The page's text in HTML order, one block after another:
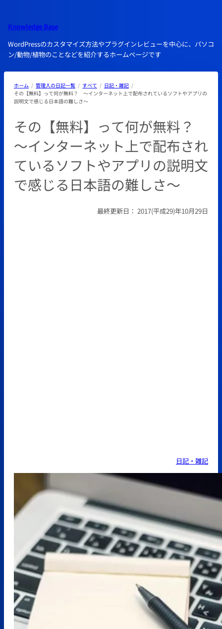
を
ス
キ
ッ
プ
Knowledge Base
WordPressのカスタマイズ方法やプラグインレビューを中心に、パソコ
ン/動物/植物のことなどを紹介するホームページです
ホーム 管理人の日記一覧 すべて
日記・雑記
その【無料】って何が無料？ ～インターネット上で配布されているソフトやアプリの
説明文で感じる日本語の難しさ～
その【無料】って何が無料？
～インターネット上で配布され
ているソフトやアプリの説明文
で感じる日本語の難しさ～
最終更新日： 2017(平成29)年10月29日
日記・雑記